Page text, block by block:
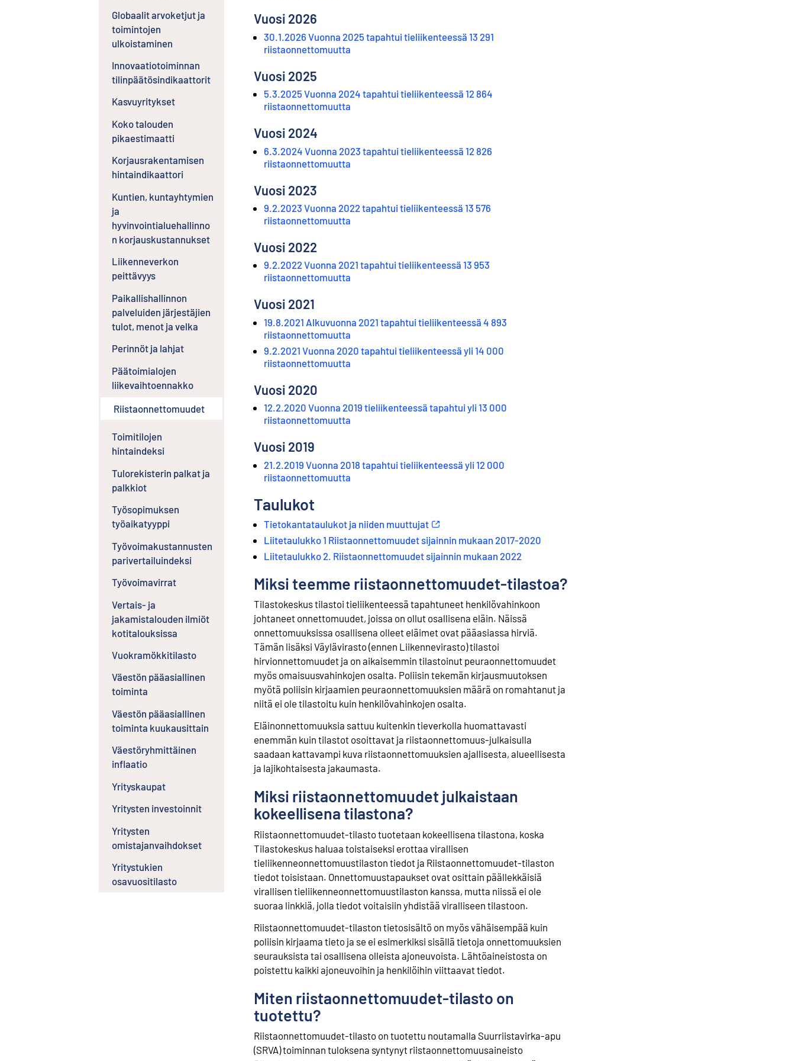
Globaalit arvoketjut ja
toimintojen
ulkoistaminen
Innovaatiotoiminnan
tilinpäätösindikaattorit
Kasvuyritykset
Koko talouden
pikaestimaatti
Korjausrakentamisen
hintaindikaattori
Kuntien, kuntayhtymien
ja
hyvinvointialuehallinno
n korjauskustannukset
Liikenneverkon
peittävyys
Paikallishallinnon
palveluiden järjestäjien
tulot, menot ja velka
Perinnöt ja lahjat
Päätoimialojen
liikevaihtoennakko
Riistaonnettomuudet
Toimitilojen
hintaindeksi
Tulorekisterin palkat ja
palkkiot
Työsopimuksen
työaikatyyppi
Työvoimakustannusten
parivertailuindeksi
Työvoimavirrat
Vertais- ja
jakamistalouden ilmiöt
kotitalouksissa
Vuokramökkitilasto
Väestön pääasiallinen
toiminta
Väestön pääasiallinen
toiminta kuukausittain
Väestöryhmittäinen
inflaatio
Yrityskaupat
Yritysten investoinnit
Yritysten
omistajanvaihdokset
Yritystukien
osavuositilasto
Vuosi 2026
30.1.2026 Vuonna 2025 tapahtui tieliikenteessä 13 291
riistaonnettomuutta
Vuosi 2025
5.3.2025 Vuonna 2024 tapahtui tieliikenteessä 12 864
riistaonnettomuutta
Vuosi 2024
6.3.2024 Vuonna 2023 tapahtui tieliikenteessä 12 826
riistaonnettomuutta
Vuosi 2023
9.2.2023 Vuonna 2022 tapahtui tieliikenteessä 13 576
riistaonnettomuutta
Vuosi 2022
9.2.2022 Vuonna 2021 tapahtui tieliikenteessä 13 953
riistaonnettomuutta
Vuosi 2021
19.8.2021 Alkuvuonna 2021 tapahtui tieliikenteessä 4 893
riistaonnettomuutta
9.2.2021 Vuonna 2020 tapahtui tieliikenteessä yli 14 000
riistaonnettomuutta
Vuosi 2020
12.2.2020 Vuonna 2019 tieliikenteessä tapahtui yli 13 000
riistaonnettomuutta
Vuosi 2019
21.2.2019 Vuonna 2018 tapahtui tieliikenteessä yli 12 000
riistaonnettomuutta
Taulukot
Tietokantataulukot ja niiden muuttujat
Liitetaulukko 1 Riistaonnettomuudet sijainnin mukaan 2017-2020
Liitetaulukko 2. Riistaonnettomuudet sijainnin mukaan 2022
Miksi teemme riistaonnettomuudet-tilastoa?
Tilastokeskus tilastoi tieliikenteessä tapahtuneet henkilövahinkoon
johtaneet onnettomuudet, joissa on ollut osallisena eläin. Näissä
onnettomuuksissa osallisena olleet eläimet ovat pääasiassa hirviä.
Tämän lisäksi Väylävirasto (ennen Liikennevirasto) tilastoi
hirvionnettomuudet ja on aikaisemmin tilastoinut peuraonnettomuudet
myös omaisuusvahinkojen osalta. Poliisin tekemän kirjausmuutoksen
myötä poliisin kirjaamien peuraonnettomuuksien määrä on romahtanut ja
niitä ei ole tilastoitu kuin henkilövahinkojen osalta.
Eläinonnettomuuksia sattuu kuitenkin tieverkolla huomattavasti
enemmän kuin tilastot osoittavat ja riistaonnettomuus-julkaisulla
saadaan kattavampi kuva riistaonnettomuuksien ajallisesta, alueellisesta
ja lajikohtaisesta jakaumasta.
Miksi riistaonnettomuudet julkaistaan
kokeellisena tilastona?
Riistaonnettomuudet-tilasto tuotetaan kokeellisena tilastona, koska
Tilastokeskus haluaa toistaiseksi erottaa virallisen
tieliikenneonnettomuustilaston tiedot ja Riistaonnettomuudet-tilaston
tiedot toisistaan. Onnettomuustapaukset ovat osittain päällekkäisiä
virallisen tieliikenneonnettomuustilaston kanssa, mutta niissä ei ole
suoraa linkkiä, jolla tiedot voitaisiin yhdistää viralliseen tilastoon.
Riistaonnettomuudet-tilaston tietosisältö on myös vähäisempää kuin
poliisin kirjaama tieto ja se ei esimerkiksi sisällä tietoja onnettomuuksien
seurauksista tai osallisena olleista ajoneuvoista. Lähtöaineistosta on
poistettu kaikki ajoneuvoihin ja henkilöihin viittaavat tiedot.
Miten riistaonnettomuudet-tilasto on
tuotettu?
Riistaonnettomuudet-tilasto on tuotettu noutamalla Suurriistavirka-apu
(SRVA) toiminnan tuloksena syntynyt riistaonnettomuusaineisto